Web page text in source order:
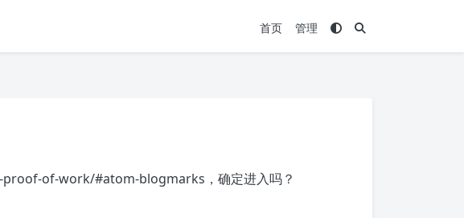
首页 管理
of-work/#atom-blogmarks ，确定进入吗？